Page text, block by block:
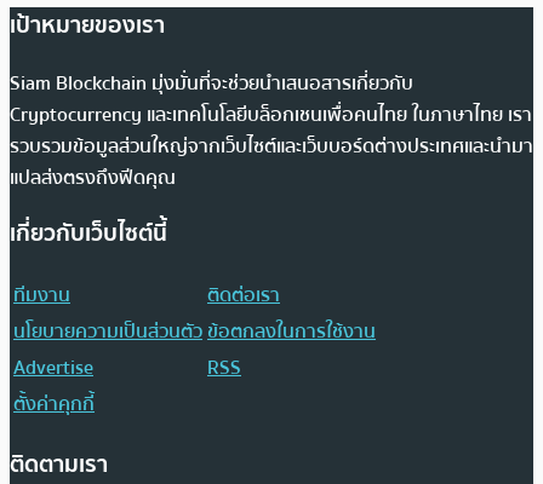
เป้าหมายของเรา
Siam Blockchain มุ่งมั่นที่จะช่วยนำเสนอสารเกี่ยวกับ
Cryptocurrency และเทคโนโลยีบล็อกเชนเพื่อคนไทย ในภาษาไทย เรา
รวบรวมข้อมูลส่วนใหญ่จากเว็บไซต์และเว็บบอร์ดต่างประเทศและนำมา
แปลส่งตรงถึงฟีดคุณ
เกี่ยวกับเว็บไซต์นี้
ทีมงาน
ติดต่อเรา
นโยบายความเป็นส่วนตัวข้อตกลงในการใช้งาน
Advertise
RSS
ตั้งค่าคุกกี้
ติดตามเรา